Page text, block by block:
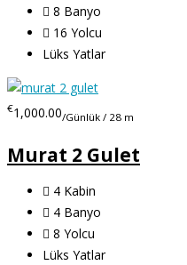
8 Banyo
16 Yolcu
Lüks Yatlar
€1,000.00/Günlük / 28 m
Murat 2 Gulet
4 Kabin
4 Banyo
8 Yolcu
Lüks Yatlar